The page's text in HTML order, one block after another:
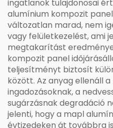
ingatlanok tulajdonosai
alumínium kompozit
változatlan marad, nem
vagy felületkezelést, ami
megtakarítást
kompozit panel
teljesítményt biztosít
között. Az anyag ellenáll
ingadozásoknak, a
sugárzásnak degradáció
jelenti, hogy a mapl
évtizedeken át továbbra